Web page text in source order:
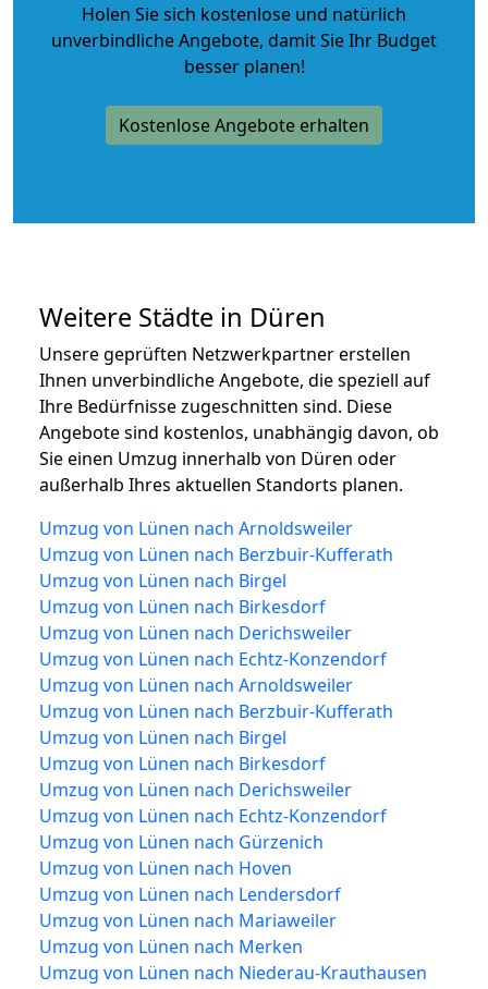
Holen Sie sich kostenlose und natürlich
unverbindliche Angebote, damit Sie Ihr Budget
besser planen!
Kostenlose Angebote erhalten
Weitere Städte in Düren
Unsere geprüften Netzwerkpartner erstellen
Ihnen unverbindliche Angebote, die speziell auf
Ihre Bedürfnisse zugeschnitten sind. Diese
Angebote sind kostenlos, unabhängig davon, ob
Sie einen Umzug innerhalb von Düren oder
außerhalb Ihres aktuellen Standorts planen.
Umzug von Lünen nach Arnoldsweiler
Umzug von Lünen nach Berzbuir-Kufferath
Umzug von Lünen nach Birgel
Umzug von Lünen nach Birkesdorf
Umzug von Lünen nach Derichsweiler
Umzug von Lünen nach Echtz-Konzendorf
Umzug von Lünen nach Arnoldsweiler
Umzug von Lünen nach Berzbuir-Kufferath
Umzug von Lünen nach Birgel
Umzug von Lünen nach Birkesdorf
Umzug von Lünen nach Derichsweiler
Umzug von Lünen nach Echtz-Konzendorf
Umzug von Lünen nach Gürzenich
Umzug von Lünen nach Hoven
Umzug von Lünen nach Lendersdorf
Umzug von Lünen nach Mariaweiler
Umzug von Lünen nach Merken
Umzug von Lünen nach Niederau-Krauthausen